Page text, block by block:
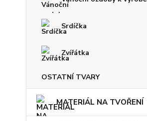
Srdíčka
Zvířátka
OSTATNÍ TVARY
MATERIÁL NA TVOŘENÍ